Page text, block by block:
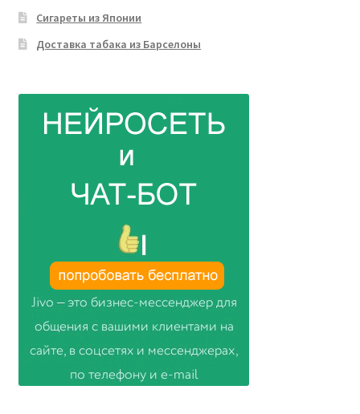
Сигареты из Японии
Доставка табака из Барселоны